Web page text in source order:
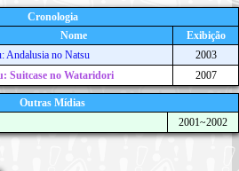
Cronologia
Nome
Exibição
Andalusia no Natsu
2003
Suitcase no Wataridori 2007
Outras Mídias
2001~2002